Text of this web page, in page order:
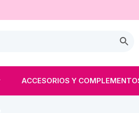
ACCESORIOS Y